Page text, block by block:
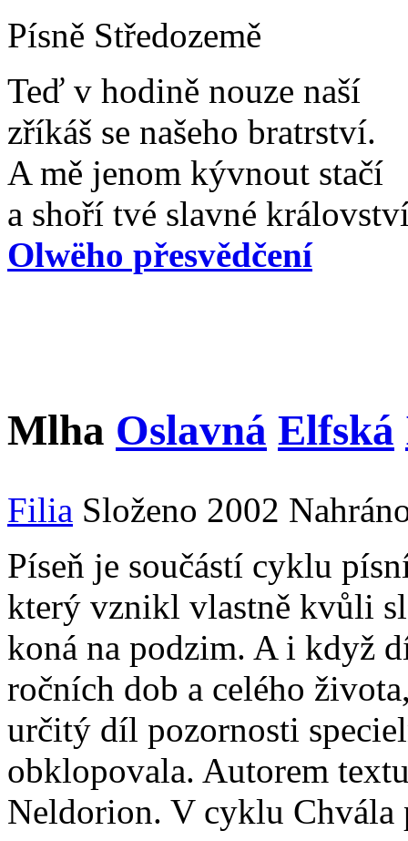
Písně Středozemě
Teď v hodině nouze naší
zříkáš se našeho bratrství.
A mě jenom kývnout stačí
a shoří tvé slavné
Olwëho přesvědčení
Mlha Oslavná Elfská
Filia Složeno 2002
Píseň je součástí cyklu
který vznikl vlastně kvůli
koná na podzim. A i když
ročních dob a celého
určitý díl pozornosti
obklopovala. Autorem
Neldorion. V cyklu Chvála